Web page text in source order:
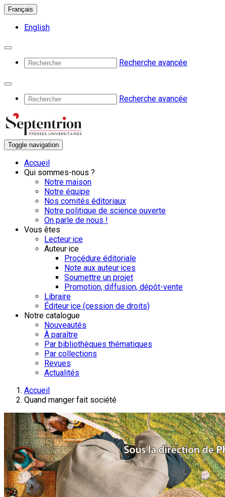
Français
English
Recherche avancée
Recherche avancée
Toggle navigation
Accueil
Qui sommes-nous ?
Notre maison
Notre équipe
Nos comités éditoriaux
Notre politique de science ouverte
On parle de nous !
Vous êtes
Lecteur·ice
Auteur·ice
Procédure éditoriale
Note aux auteur·ices
Soumettre un projet
Promotion, diffusion, dépôt-vente
Libraire
Éditeur·ice (cession de droits)
Notre catalogue
Nouveautés
À paraître
Par bibliothèques thématiques
Par collections
Revues
Actualités
Accueil
Quand manger fait société